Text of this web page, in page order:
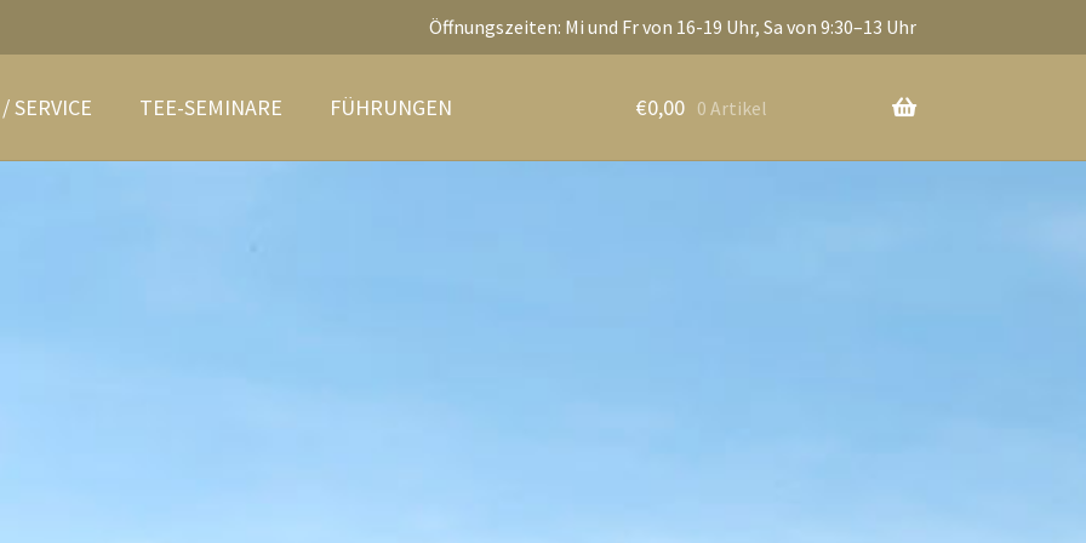
Öffnungszeiten: Mi und Fr von 16-19 Uhr, Sa von 9:30–13 Uhr
SERVICE TEE-SEMINARE FÜHRUNGEN €0,00 0 Artikel